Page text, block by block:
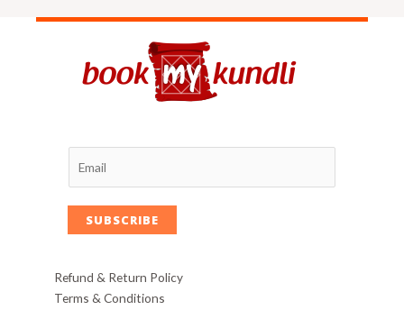
SUBSCRIBE
Refund & Return Policy
Terms & Conditions